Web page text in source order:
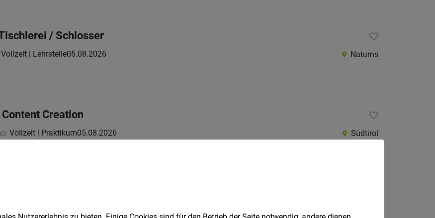
/ Schlosser
Vollzeit | Lehrstelle05.08.2026 Naturns
Creation
Vollzeit | Praktikum05.08.2026 Südtirol
(m/w)